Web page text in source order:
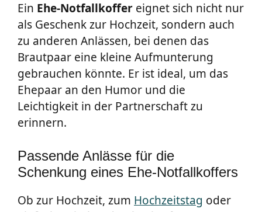
Ein Ehe-Notfallkoffer eignet sich nicht nur
als Geschenk zur Hochzeit, sondern auch
zu anderen Anlässen, bei denen das
Brautpaar eine kleine Aufmunterung
gebrauchen könnte. Er ist ideal, um das
Ehepaar an den Humor und die
Leichtigkeit in der Partnerschaft zu
erinnern.
Passende Anlässe für die
Schenkung eines Ehe-Notfallkoffers
Ob zur Hochzeit, zum Hochzeitstag oder